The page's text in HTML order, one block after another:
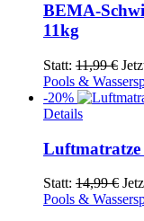
BEMA-
11kg
Statt: 11,99€
Pools &
-20%
Details
Luftmatratze
Statt: 14,99€
Pools &